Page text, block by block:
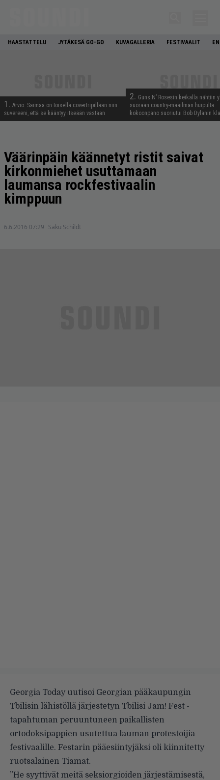
HAASTATTELU JYTÄKESÄ GO-GO KUVAGALLERIA FESTIVAALIT
1. Arvio: Saimaa on toisella covertripillään niin
suvereeni, että se kääntyy itseään vastaan
2. Guns N’ Rosesin keikalla nähtiin
suoraan country-maailman huipulta
kokoonpano suoriutui Bob Dylanin
Väärinpäin käännetyt ristit saivat
kirkonmiehet usuttamaan
laumansa rockfestivaalin
kimppuun
6.6.2016 07:29 Saku Schildt
Georgia Today uutisoi Georgian pääkaupungin
Tbilisin lähistöllä järjestetyn Tbilisi Jam! Fest -
tapahtuman peruuntuneen paikallisten
ortodoksipappien usutettua lauman protestoijia
festivaalille. Festarin pääesiintyjäksi oli kiinnitetty
ruotsalainen Tiamat.
”He syyttivät meitä seksiorgioiden järjestämisestä,